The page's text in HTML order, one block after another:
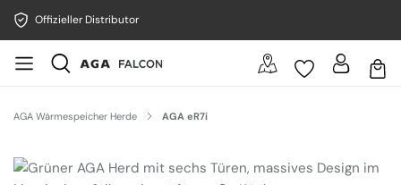
Offizieller Distributor
AGA Wärmespeicher Herde AGA eR7i
Bildergalerie überspringen